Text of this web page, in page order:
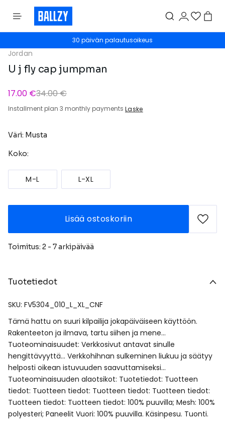
30 päivän palautusoikeus
Jordan
U j fly cap jumpman
17.00 €34.00 €
Installment plan 3 monthly payments Laske
Väri: Musta
Koko:
M-L L-XL
Lisää ostoskoriin
Toimitus: 2 - 7 arkipäivää
Tuotetiedot
SKU: FV5304_010_L_XL_CNF
Tämä hattu on suuri kilpailija jokapäiväiseen käyttöön.
Rakenteeton ja ilmava, tartu siihen ja mene…
Tuoteominaisuudet: Verkkosivut antavat sinulle
hengittävyyttä… Verkkohihnan sulkeminen liukuu ja säätyy
helposti oikean istuvuuden saavuttamiseksi…
Tuoteominaisuuden alaotsikot: Tuotetiedot: Tuotteen
tiedot: Tuotteen tiedot: Tuotteen tiedot: Tuotteen tiedot:
Tuotteen tiedot: Tuotteen tiedot: 100% puuvilla; Mesh: 100%
polyesteri; Paneelit Vuori: 100% puuvilla. Käsinpesu. Tuonti.